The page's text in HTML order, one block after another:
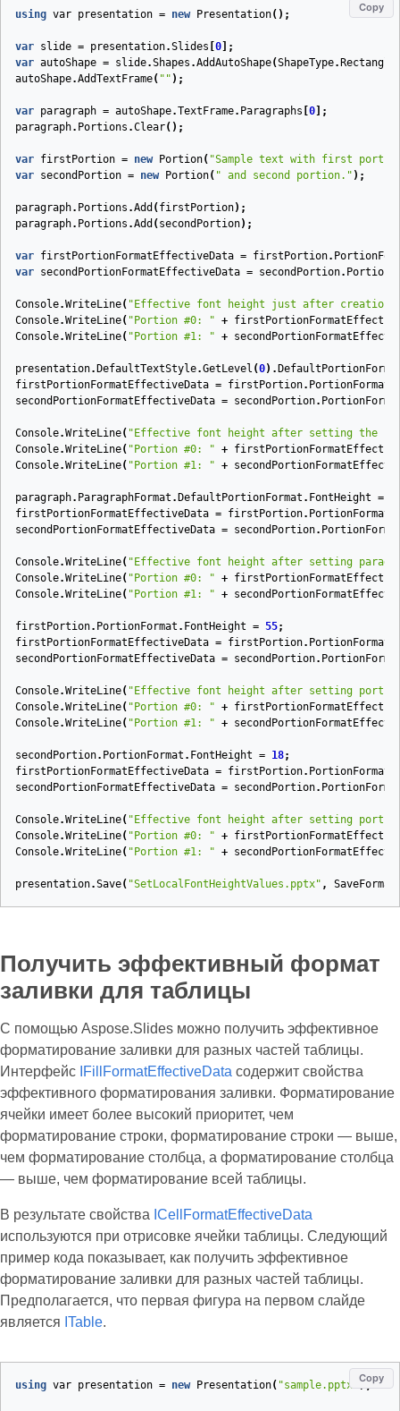
Copy
using var presentation = new Presentation();
var slide = presentation.Slides 0 ];
var autoShape = slide.Shapes .AddAutoShape(ShapeType. Rectangle
autoShape.AddTextFrame( "" );
var paragraph = autoShape.TextFrame. Paragraphs 0 ];
paragraph. Portions .Clear();
var firstPortion = new Portion( "Sample text with first
var secondPortion = new Portion( " and second portion." );
paragraph. Portions .Add ( firstPortion);
paragraph. Portions .Add ( secondPortion);
var firstPortionFormatEffectiveData = firstPortion.
var secondPortionFormatEffectiveData = secondPortion.
Console.WriteLine( "Effective font height just after
Console.WriteLine( "Portion #0: " +
Console.WriteLine( "Portion #1: " +
presentation. DefaultTextStyle.GetLevel (0).
firstPortionFormatEffectiveData = firstPortion. PortionFormat
secondPortionFormatEffectiveData = secondPortion.
Console.WriteLine( "Effective font height after setting the
Console.WriteLine( "Portion #0: " +
Console.WriteLine( "Portion #1: " +
paragraph. ParagraphFormat . DefaultPortionFormat . FontHeight =
firstPortionFormatEffectiveData = firstPortion. PortionFormat
secondPortionFormatEffectiveData = secondPortion.
Console.WriteLine( "Effective font height after setting
Console.WriteLine( "Portion #0: " +
Console.WriteLine( "Portion #1: " +
firstPortion. PortionFormat . FontHeight = 55;
firstPortionFormatEffectiveData = firstPortion. PortionFormat
secondPortionFormatEffectiveData = secondPortion.
Console.WriteLine( "Effective font height after setting
Console.WriteLine( "Portion #0: " +
Console.WriteLine( "Portion #1: " +
secondPortion. PortionFormat . FontHeight = 18;
firstPortionFormatEffectiveData = firstPortion. PortionFormat
secondPortionFormatEffectiveData = secondPortion.
Console.WriteLine( "Effective font height after setting
Console.WriteLine( "Portion #0: " +
Console.WriteLine( "Portion #1: " +
presentation.Save( "SetLocalFontHeightValues.pptx" , SaveFormat
Получить эффективный формат
заливки для таблицы
С помощью Aspose.Slides можно получить эффективное
форматирование заливки для разных частей таблицы.
Интерфейс IFillFormatEffectiveData содержит свойства
эффективного форматирования заливки. Форматирование
ячейки имеет более высокий приоритет, чем
форматирование строки, форматирование строки — выше,
чем форматирование столбца, а форматирование столбца
— выше, чем форматирование всей таблицы.
В результате свойства ICellFormatEffectiveData
используются при отрисовке ячейки таблицы. Следующий
пример кода показывает, как получить эффективное
форматирование заливки для разных частей таблицы.
Предполагается, что первая фигура на первом слайде
является ITable.
Copy
using var presentation = new Presentation( "sample.pptx");